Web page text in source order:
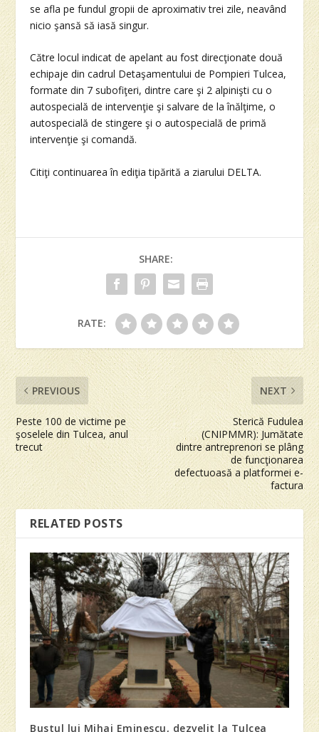
se afla pe fundul gropii de aproximativ trei zile, neavând
nicio şansă să iasă singur.
Către locul indicat de apelant au fost direcţionate două
echipaje din cadrul Detaşamentului de Pompieri Tulcea,
formate din 7 subofiţeri, dintre care şi 2 alpinişti cu o
autospecială de intervenţie şi salvare de la înălţime, o
autospecială de stingere şi o autospecială de primă
intervenţie şi comandă.
Citiţi continuarea în ediţia tipărită a ziarului DELTA.
SHARE:
RATE:
PREVIOUS
Peste 100 de victime pe
şoselele din Tulcea, anul
trecut
NEXT
Sterică Fudulea
(CNIPMMR): Jumătate
dintre antreprenori se plâng
de funcţionarea
defectuoasă a platformei e-
factura
RELATED POSTS
Bustul lui Mihai Eminescu, dezvelit la Tulcea